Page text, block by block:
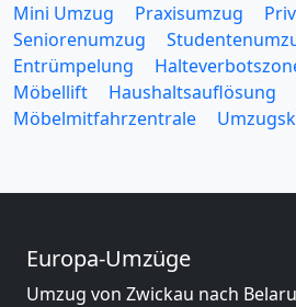
Mini Umzug
Praxisumzug
Seniorenumzug
Entrümpelung
Möbellift
Haushaltsauflösung
Möbelmitfahrzentrale
Europa-Umzüge
Umzug von Zwickau nach